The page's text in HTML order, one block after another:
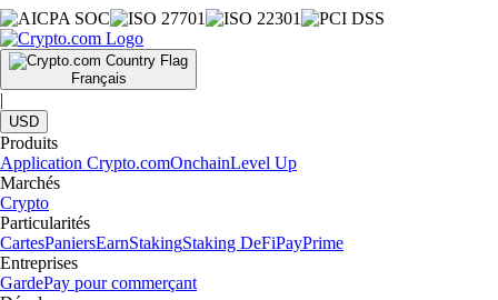
Français
|
USD
Produits
Application Crypto.comOnchainLevel Up
Marchés
Crypto
Particularités
CartesPaniersEarnStakingStaking DeFiPayPrime
Entreprises
GardePay pour commerçant